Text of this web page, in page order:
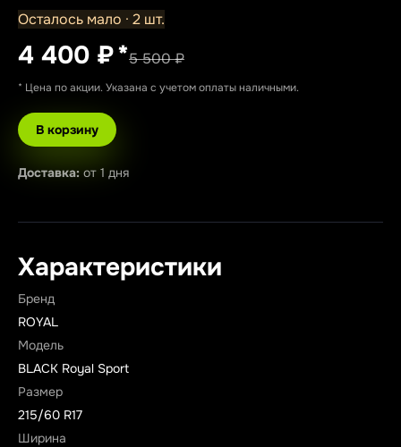
Осталось мало · 2 шт.
4 400 ₽*5 500 ₽
* Цена по акции. Указана с учетом оплаты наличными.
В корзину
Доставка: от 1 дня
Характеристики
Бренд
ROYAL
Модель
BLACK Royal Sport
Размер
215/60 R17
Ширина